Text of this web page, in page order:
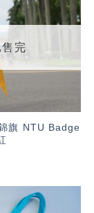
加入
「願
望輕
售完
旗 NTU Badge